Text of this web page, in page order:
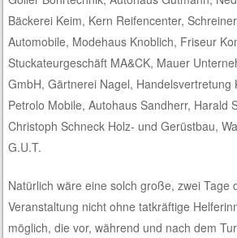
Bäckerei Keim, Kern Reifencenter,
Automobile, Modehaus Knoblich, Friseur
Stuckateurgeschäft MA&CK, Mauer
GmbH, Gärtnerei Nagel, Handelsvertretung
Petrolo Mobile, Autohaus Sandherr, Harald
Christoph Schneck Holz- und Gerüstbau,
G.U.T.
Natürlich wäre eine solch große, zwei Tage
Veranstaltung nicht ohne tatkräftige
möglich, die vor, während und nach dem